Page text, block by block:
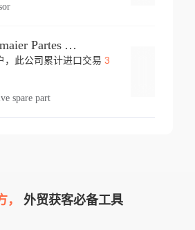
Dpm Draexlmaier Partes Automotrices Corr Ind Huejotzingo
，此公司累计进口交易 3
spare part
外贸获客必备工具